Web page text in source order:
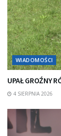
WIADOMOŚCI
UPAŁ GROŹNY
4 SIERPNIA 2026